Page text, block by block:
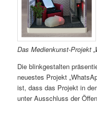
Das Medienkunst-Projekt
Die blinkgestalten
neuestes Projekt
ist, dass das Projekt in
unter Ausschluss der